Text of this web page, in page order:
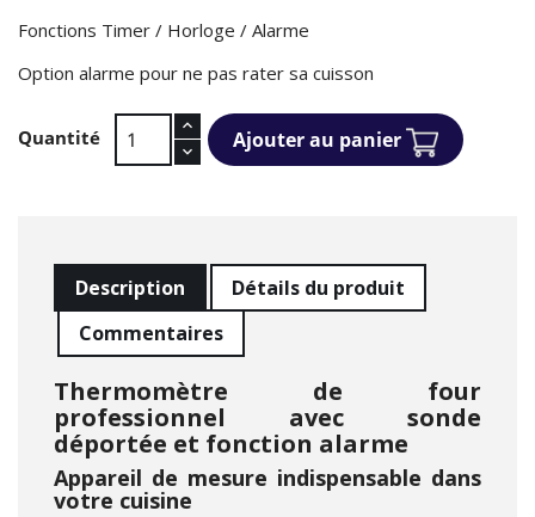
Fonctions Timer / Horloge / Alarme
Option alarme pour ne pas rater sa cuisson
Quantité Ajouter au panier
Description
Détails du produit
Commentaires
Thermomètre de four
professionnel avec sonde
déportée et fonction alarme
Appareil de mesure indispensable dans
votre cuisine